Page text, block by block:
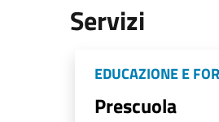
Servizi
EDUCAZIONE E
Prescuola